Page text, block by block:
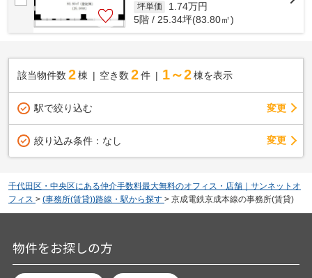
坪単価 1.74万円
5階 / 25.34坪(83.80㎡)
該当物件数 2棟 空き数 2 件 1～2 棟を表示
駅で絞り込む 変更
絞り込み条件： なし 変更
千代田区・中央区にある仲介手数料最大無料のオフィス・店舗｜サンネットオ
フィス > (事務所(賃貸))路線・駅から探す > 京成電鉄京成本線の事務所(賃貸)
物件をお探しの方